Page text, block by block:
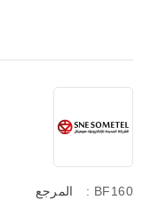
المرجع : BF160